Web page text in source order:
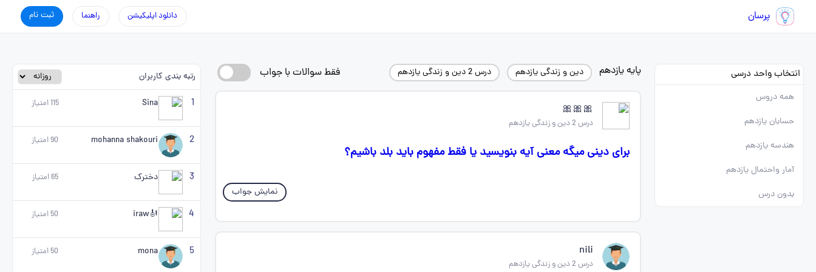
پرسان ثبت نام راهنما دانلود اپلیکیشن
انتخاب واحد درسی
همه دروس
حسابان یازدهم
هندسه یازدهم
آمار واحتمال یازدهم
بدون درس
پایه یازدهم دین و زندگی یازدهم درس 2 دین و زندگی یازدهم فقط سوالات با جواب
🎀🎀🎀
درس 2 دین و زندگی یازدهم
برای دینی میگه معنی آیه بنویسید یا فقط مفهوم باید بلد باشیم؟
نمایش جواب
nili
درس 2 دین و زندگی یازدهم
رتبه بندی کاربران
1
Sina
115امتیاز
2
mohanna shakouri
90امتیاز
3 دخترک 65امتیاز
4
🎻iraw
50امتیاز
5
mona
50امتیاز